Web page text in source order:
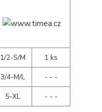
1/2-S/M
1 ks
3/4-M/L
- - -
5-XL
- - -